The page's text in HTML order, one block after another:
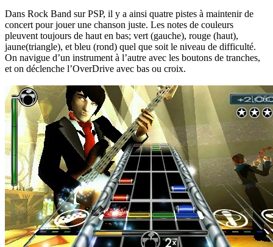
Dans Rock Band sur PSP, il y a ainsi quatre pistes à maintenir de
concert pour jouer une chanson juste. Les notes de couleurs
pleuvent toujours de haut en bas; vert (gauche), rouge (haut),
jaune(triangle), et bleu (rond) quel que soit le niveau de difficulté.
On navigue d’un instrument à l’autre avec les boutons de tranches,
et on déclenche l’OverDrive avec bas ou croix.